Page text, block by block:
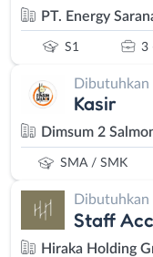
PT. Energy
S1 3
Dibutuhkan
Kasir
Dimsum 2
SMA / SMK
Dibutuhkan
Staff
Hiraka Holding